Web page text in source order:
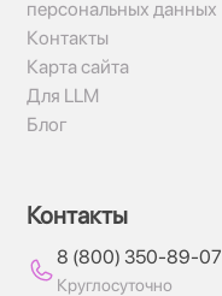
персональных данных
Контакты
Карта сайта
Для LLM
Блог
Контакты
8 (800) 350-89-07
Круглосуточно